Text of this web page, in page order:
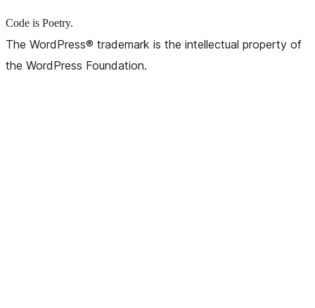
Code is Poetry.
The WordPress® trademark is the intellectual property of
the WordPress Foundation.